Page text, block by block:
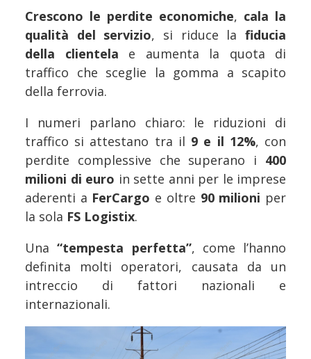
Crescono le perdite economiche, cala la
qualità del servizio, si riduce lafiducia
della clientela e aumenta la quota di
traffico che sceglie la gomma a scapito
della ferrovia.
I numeri parlano chiaro: le riduzioni di
traffico si attestano tra il 9 e il 12%, con
perdite complessive che superano i 400
milioni di euro in sette anni per le imprese
aderenti a FerCargo e oltre 90 milioni per
la sola FS Logistix.
Una“tempesta perfetta”, come l’hanno
definita molti operatori, causata da un
intreccio di fattori nazionali e
internazionali.